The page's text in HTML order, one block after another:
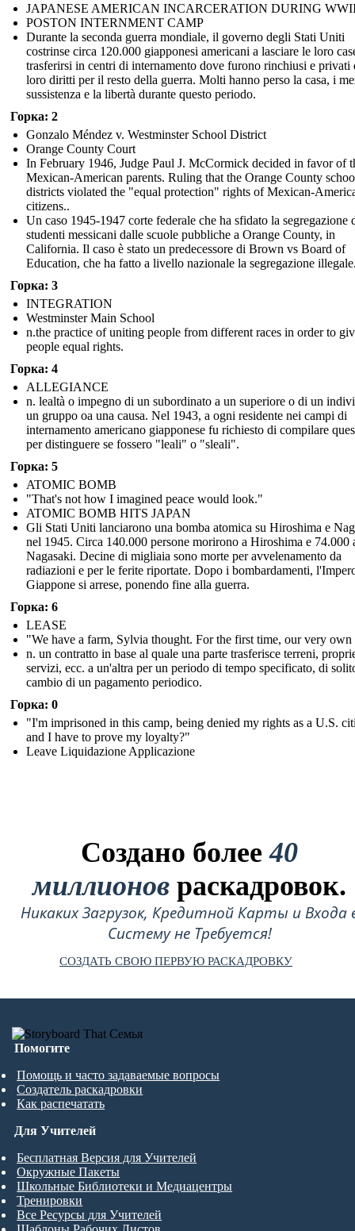
JAPANESE AMERICAN INCARCERATION DURING
POSTON INTERNMENT CAMP
Durante la seconda guerra mondiale, il governo degli Stati Uniti
costrinse circa 120.000 giapponesi americani a lasciare le loro
trasferirsi in centri di internamento dove furono rinchiusi e privati
loro diritti per il resto della guerra. Molti hanno perso la casa, i
sussistenza e la libertà durante questo periodo.
Горка: 2
Gonzalo Méndez v. Westminster School District
Orange County Court
In February 1946, Judge Paul J. McCormick decided in favor of
Mexican-American parents. Ruling that the Orange County
districts violated the "equal protection" rights of Mexican-
citizens..
Un caso 1945-1947 corte federale che ha sfidato la segregazione
studenti messicani dalle scuole pubbliche a Orange County, in
California. Il caso è stato un predecessore di Brown vs Board of
Education, che ha fatto a livello nazionale la segregazione
Горка: 3
INTEGRATION
Westminster Main School
n.the practice of uniting people from different races in order to
people equal rights.
Горка: 4
ALLEGIANCE
n. lealtà o impegno di un subordinato a un superiore o di un
un gruppo oa una causa. Nel 1943, a ogni residente nei campi di
internamento americano giapponese fu richiesto di compilare
per distinguere se fossero "leali" o "sleali".
Горка: 5
ATOMIC BOMB
"That's not how I imagined peace would look."
ATOMIC BOMB HITS JAPAN
Gli Stati Uniti lanciarono una bomba atomica su Hiroshima e
nel 1945. Circa 140.000 persone morirono a Hiroshima e 74.000
Nagasaki. Decine di migliaia sono morte per avvelenamento da
radiazioni e per le ferite riportate. Dopo i bombardamenti,
Giappone si arrese, ponendo fine alla guerra.
Горка: 6
LEASE
"We have a farm, Sylvia thought. For the first time, our very
n. un contratto in base al quale una parte trasferisce terreni,
servizi, ecc. a un'altra per un periodo di tempo specificato, di
cambio di un pagamento periodico.
Горка: 0
"I'm imprisoned in this camp, being denied my rights as a U.S.
and I have to prove my loyalty?"
Leave Liquidazione Applicazione
Создано более40
миллионов раскадровок.
Никаких Загрузок, Кредитной Карты и Входа
Систему не Требуется!
СОЗДАТЬ СВОЮ ПЕРВУЮ РАСКАДРОВКУ
Помогите
Помощь и часто задаваемые вопросы
Создатель раскадровки
Как распечатать
Для Учителей
Бесплатная Версия для Учителей
Окружные Пакеты
Школьные Библиотеки и Медиацентры
Тренировки
Все Ресурсы для Учителей